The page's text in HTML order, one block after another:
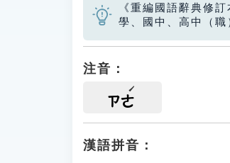
《重編國語辭典修
學、國中、高中（
注音：
ㄗㄜ
漢語拼音：